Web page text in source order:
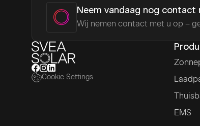
Neem vandaag nog
Wij nemen contact met u op –
Cookie Settings
EMS